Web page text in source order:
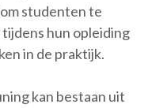
studenten te
hun opleiding
in de praktijk.
kan bestaan uit